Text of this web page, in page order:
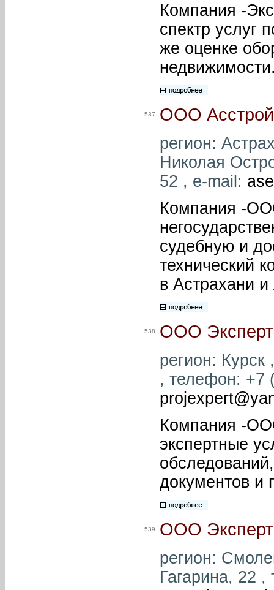
Компания -
спектр услуг
же оценке
537. ООО
регион:
Николая
52 , e-mail:
Компания -
судебную и
технический
в Астрахани
538. ООО
регион: Курск
, телефон: +7
Компания -
экспертные
документов и
539. ООО
регион:
Гагарина, 22